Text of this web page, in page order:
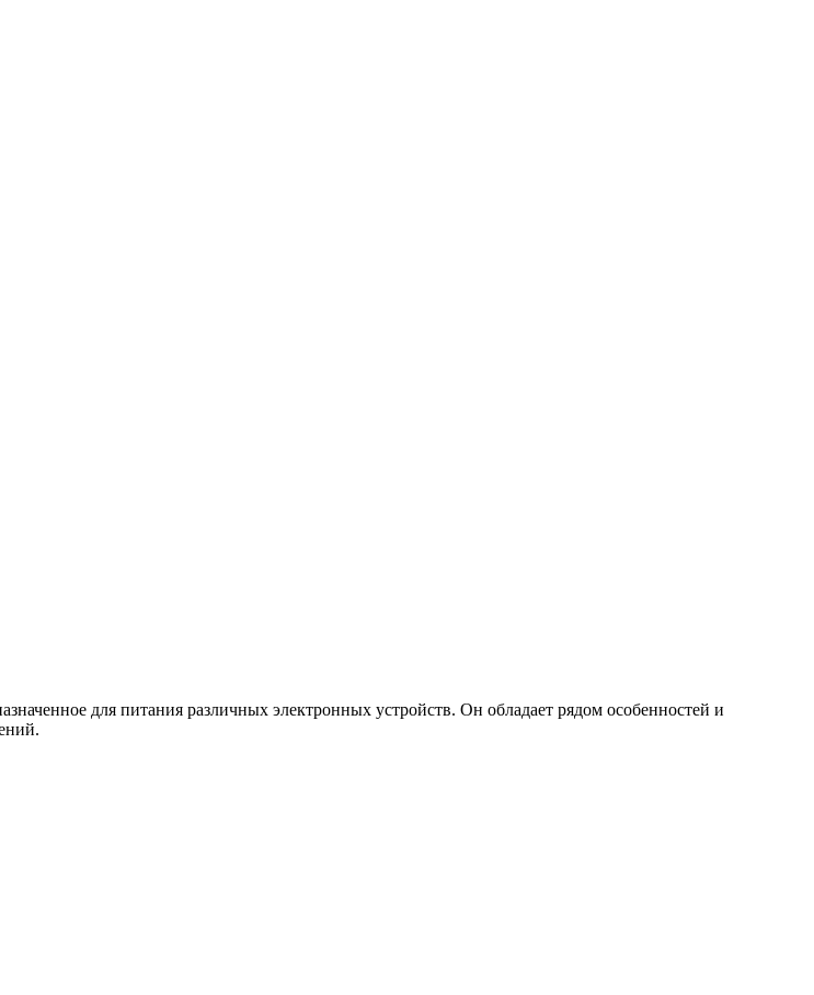
для питания различных электронных устройств. Он обладает рядом особенностей и